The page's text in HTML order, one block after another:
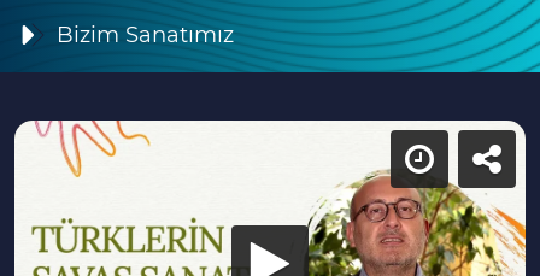
Bizim Sanatımız